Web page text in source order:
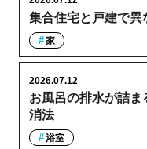
集合住宅と戸建で異
家
お風呂の排水が詰
消法
2026.07.12
浴室